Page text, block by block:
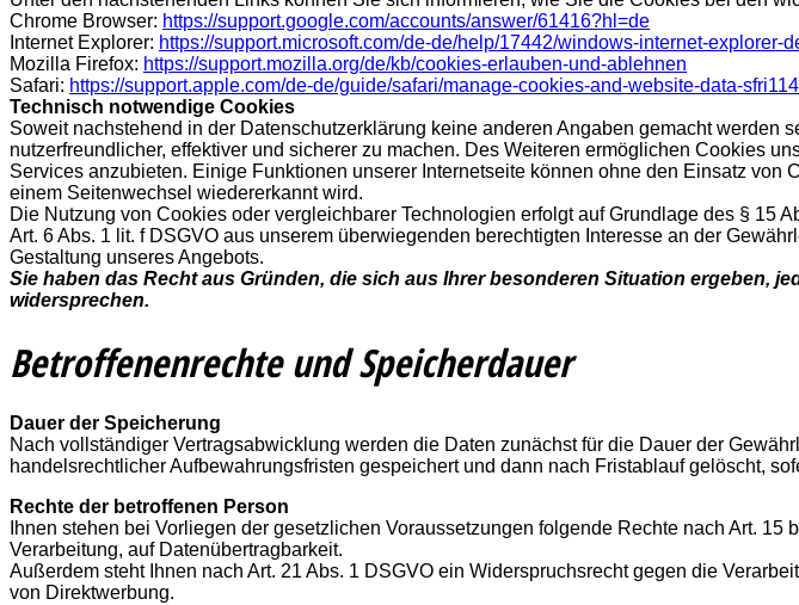
Chrome Browser: https://support.google.com/accounts/answer/61416?hl=de
Internet Explorer: https://support.microsoft.com/de-de/help/17442/windows-internet-explorer-
Mozilla Firefox: https://support.mozilla.org/de/kb/cookies-erlauben-und-ablehnen
Safari: https://support.apple.com/de-de/guide/safari/manage-cookies-and-website-data-
Technisch notwendige Cookies
Soweit nachstehend in der Datenschutzerklärung keine anderen Angaben gemacht
nutzerfreundlicher, effektiver und sicherer zu machen. Des Weiteren ermöglichen Cookies
Services anzubieten. Einige Funktionen unserer Internetseite können ohne den Einsatz
einem Seitenwechsel wiedererkannt wird.
Die Nutzung von Cookies oder vergleichbarer Technologien erfolgt auf Grundlage des § 15
Art. 6 Abs. 1 lit. f DSGVO aus unserem überwiegenden berechtigten Interesse an der
Gestaltung unseres Angebots.
Sie haben das Recht aus Gründen, die sich aus Ihrer besonderen Situation ergeben,
widersprechen.
Betroffenenrechte und Speicherdauer
Dauer der Speicherung
Nach vollständiger Vertragsabwicklung werden die Daten zunächst für die Dauer der
handelsrechtlicher Aufbewahrungsfristen gespeichert und dann nach Fristablauf gelöscht,
Rechte der betroffenen Person
Ihnen stehen bei Vorliegen der gesetzlichen Voraussetzungen folgende Rechte nach Art.
Verarbeitung, auf Datenübertragbarkeit.
Außerdem steht Ihnen nach Art. 21 Abs. 1 DSGVO ein Widerspruchsrecht gegen die
von Direktwerbung.